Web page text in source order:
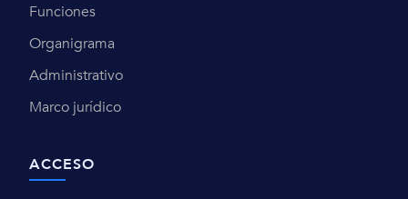
Funciones
Organigrama
Administrativo
Marco jurídico
ACCESO